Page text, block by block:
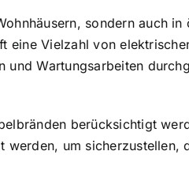
sondern auch
eine Vielzahl von
Wartungsarbeiten
berücksichtigt
werden, um